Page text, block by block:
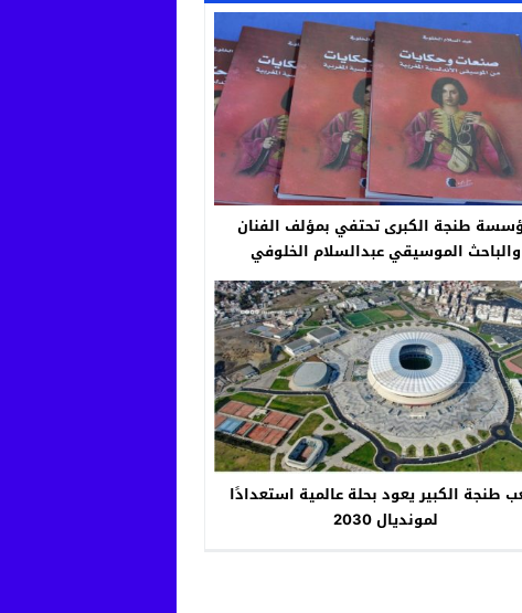
طنجة الكبرى تحتفي بمؤلف الفنان
والباحث الموسيقي عبدالسلام الخلوفي
طنجة الكبير يعود بحلة عالمية استعدادًا
لمونديال 2030